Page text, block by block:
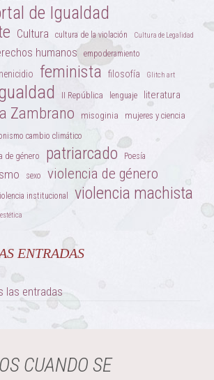
de Igualdad
Cultura cultura de la violación Cultura de Legalidad
humanos empoderamiento
feminista filosofía Glitch art
II República lenguaje literatura
Zambrano misoginia mujeres y ciencia
cambio climático
de género patriarcado Poesía
sexo violencia de género
institucional violencia machista
ENTRADAS
las entradas
CUANDO SE